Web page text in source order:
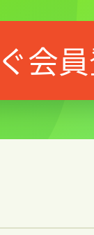
会